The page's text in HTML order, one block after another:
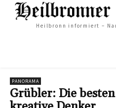
Heilbronn informiert –
PANORAMA
Grübler: Die